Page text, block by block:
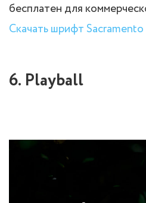
бесплатен для
Скачать шрифт
6. Playball